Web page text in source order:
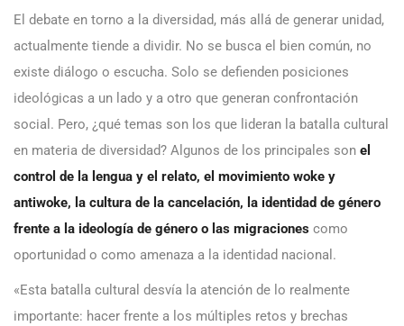
El debate en torno a la diversidad, más allá de generar unidad,
actualmente tiende a dividir. No se busca el bien común, no
existe diálogo o escucha. Solo se defienden posiciones
ideológicas a un lado y a otro que generan confrontación
social. Pero, ¿qué temas son los que lideran la batalla cultural
en materia de diversidad? Algunos de los principales son el
control de la lengua y el relato, el movimiento woke y
antiwoke, la cultura de la cancelación, la identidad de género
frente a la ideología de género o las migraciones como
oportunidad o como amenaza a la identidad nacional.
«Esta batalla cultural desvía la atención de lo realmente
importante: hacer frente a los múltiples retos y brechas